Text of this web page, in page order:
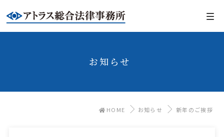
お知らせ
HOME お知らせ 新年のご挨拶